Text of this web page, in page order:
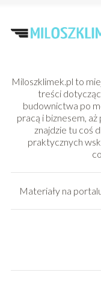
Miloszklimek.pl to
treści
budownictwa po
pracą i biznesem,
znajdzie tu coś
praktycznych
Materiały na